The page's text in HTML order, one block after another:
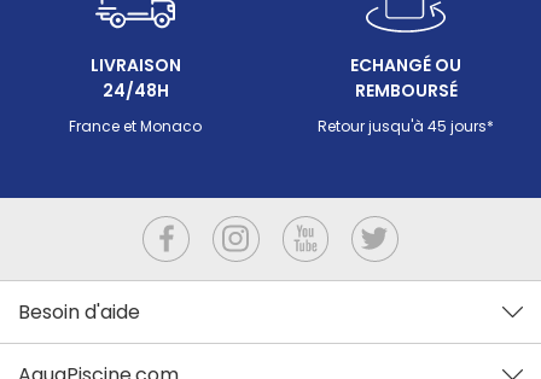
LIVRAISON
24/48H
France et Monaco
ECHANGÉ OU
REMBOURSÉ
Retour jusqu'à 45 jours*
Besoin d'aide